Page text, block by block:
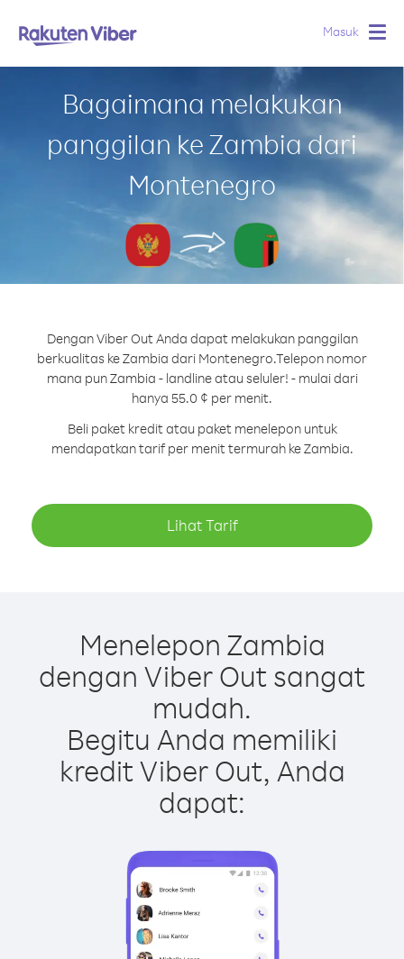
Masuk
Bagaimana melakukan
panggilan ke Zambia dari
Montenegro
Dengan Viber Out Anda dapat melakukan panggilan
berkualitas ke Zambia dari Montenegro.Telepon nomor
mana pun Zambia - landline atau seluler! - mulai dari
hanya 55.0 ¢ per menit.
Beli paket kredit atau paket menelepon untuk
mendapatkan tarif per menit termurah ke Zambia.
Lihat Tarif
Menelepon Zambia
dengan Viber Out sangat
mudah.
Begitu Anda memiliki
kredit Viber Out, Anda
dapat: